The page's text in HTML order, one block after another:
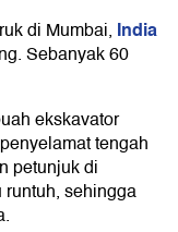
di Mumbai, India
Sebanyak 60
ekskavator
tengah
petunjuk di
sehingga